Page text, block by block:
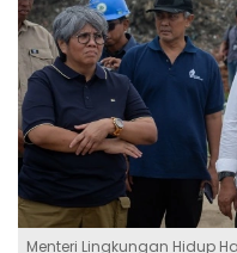
Menteri Lingkungan Hidup